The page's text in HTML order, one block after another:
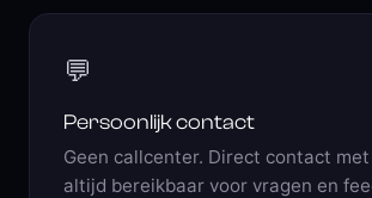
💬
Persoonlijk contact
Geen callcenter. Direct contact met
altijd bereikbaar voor vragen en